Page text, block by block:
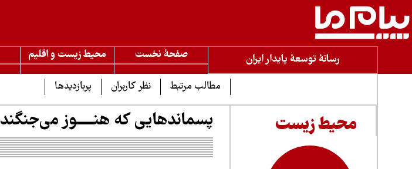
رسانۀ توسعۀ پایدار ایران صفحۀ نخست محیط زیست و اقلیم
مطالب مرتبط
نظر کاربران پربازدیدها
محیط زیست پسماندهایی که هنـــــوز می‌جنگند